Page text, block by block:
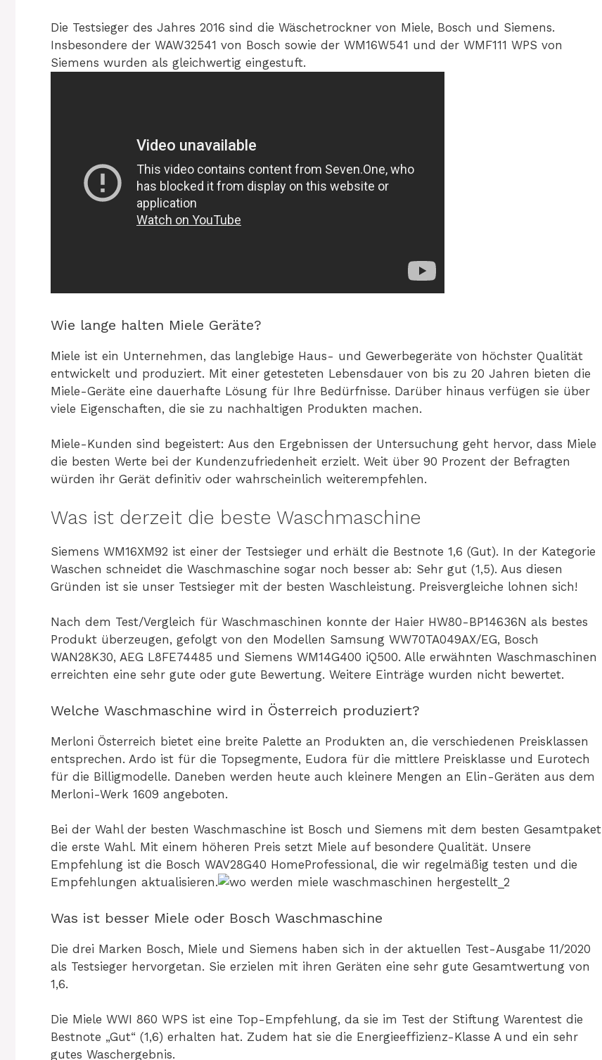
Die Testsieger des Jahres 2016 sind die Wäschetrockner von Miele, Bosch und Siemens.
Insbesondere der WAW32541 von Bosch sowie der WM16W541 und der WMF111 WPS von
Siemens wurden als gleichwertig eingestuft.
Wie lange halten Miele Geräte?
Miele ist ein Unternehmen, das langlebige Haus- und Gewerbegeräte von höchster Qualität
entwickelt und produziert. Mit einer getesteten Lebensdauer von bis zu 20 Jahren bieten die
Miele-Geräte eine dauerhafte Lösung für Ihre Bedürfnisse. Darüber hinaus verfügen sie über
viele Eigenschaften, die sie zu nachhaltigen Produkten machen.
Miele-Kunden sind begeistert: Aus den Ergebnissen der Untersuchung geht hervor, dass Miele
die besten Werte bei der Kundenzufriedenheit erzielt. Weit über 90 Prozent der Befragten
würden ihr Gerät definitiv oder wahrscheinlich weiterempfehlen.
Was ist derzeit die beste Waschmaschine
Siemens WM16XM92 ist einer der Testsieger und erhält die Bestnote 1,6 (Gut). In der Kategorie
Waschen schneidet die Waschmaschine sogar noch besser ab: Sehr gut (1,5). Aus diesen
Gründen ist sie unser Testsieger mit der besten Waschleistung. Preisvergleiche lohnen sich!
Nach dem Test/Vergleich für Waschmaschinen konnte der Haier HW80-BP14636N als bestes
Produkt überzeugen, gefolgt von den Modellen Samsung WW70TA049AX/EG, Bosch
WAN28K30, AEG L8FE74485 und Siemens WM14G400 iQ500. Alle erwähnten Waschmaschinen
erreichten eine sehr gute oder gute Bewertung. Weitere Einträge wurden nicht bewertet.
Welche Waschmaschine wird in Österreich produziert?
Merloni Österreich bietet eine breite Palette an Produkten an, die verschiedenen Preisklassen
entsprechen. Ardo ist für die Topsegmente, Eudora für die mittlere Preisklasse und Eurotech
für die Billigmodelle. Daneben werden heute auch kleinere Mengen an Elin-Geräten aus dem
Merloni-Werk 1609 angeboten.
Bei der Wahl der besten Waschmaschine ist Bosch und Siemens mit dem besten Gesamtpaket
die erste Wahl. Mit einem höheren Preis setzt Miele auf besondere Qualität. Unsere
Empfehlung ist die Bosch WAV28G40 HomeProfessional, die wir regelmäßig testen und die
Empfehlungen aktualisieren.
Was ist besser Miele oder Bosch Waschmaschine
Die drei Marken Bosch, Miele und Siemens haben sich in der aktuellen Test-Ausgabe 11/2020
als Testsieger hervorgetan. Sie erzielen mit ihren Geräten eine sehr gute Gesamtwertung von
1,6.
Die Miele WWI 860 WPS ist eine Top-Empfehlung, da sie im Test der Stiftung Warentest die
Bestnote „Gut“ (1,6) erhalten hat. Zudem hat sie die Energieeffizienz-Klasse A und ein sehr
gutes Waschergebnis.